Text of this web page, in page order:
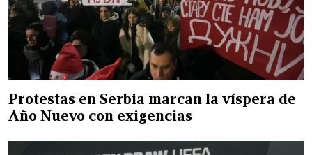
Protestas en Serbia marcan la víspera de
Año Nuevo con exigencias